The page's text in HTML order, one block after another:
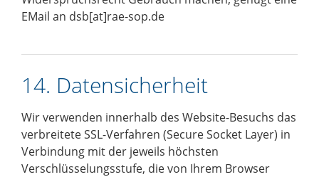
EMail an dsb[at]rae-sop.de
14. Datensicherheit
Wir verwenden innerhalb des Website-Besuchs das
verbreitete SSL-Verfahren (Secure Socket Layer) in
Verbindung mit der jeweils höchsten
Verschlüsselungsstufe, die von Ihrem Browser